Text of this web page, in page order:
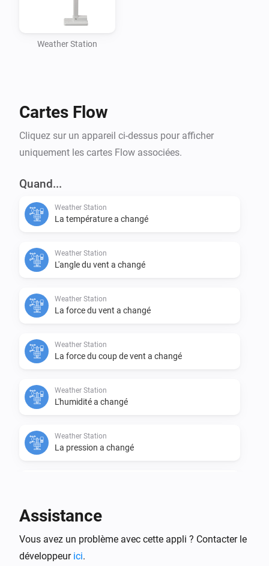
Weather Station
Cartes Flow
Cliquez sur un appareil ci-dessus pour afficher
uniquement les cartes Flow associées.
Quand...
Weather Station
La température a changé
Weather Station
L'angle du vent a changé
Weather Station
La force du vent a changé
Weather Station
La force du coup de vent a changé
Weather Station
L'humidité a changé
Weather Station
La pression a changé
Weather Station
Assistance
Vous avez un problème avec cette appli ? Contacter le
développeur ici.